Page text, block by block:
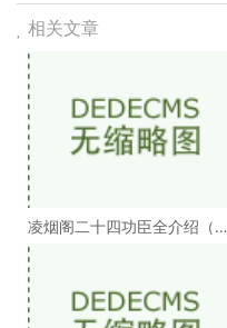
相关文章
凌烟阁二十四功臣全介绍（凌
烟阁二十四功臣排